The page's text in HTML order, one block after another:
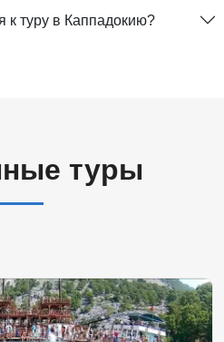
к туру в Каппадокию?
туры